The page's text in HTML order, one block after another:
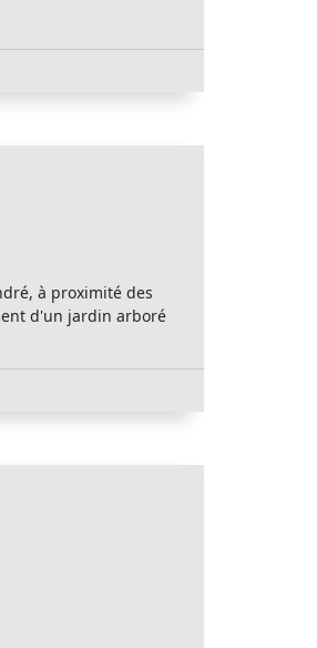
à proximité des
d'un jardin arboré